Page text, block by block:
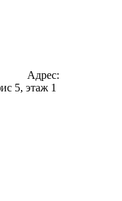
Адрес:
5, этаж 1